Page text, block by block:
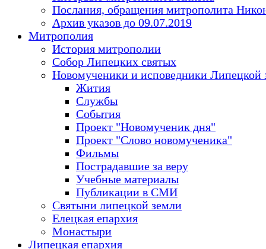
Послания, обращения митрополита
Архив указов до 09.07.2019
Митрополия
История митрополии
Собор Липецких святых
Новомученики и исповедники Липецкой
Жития
Службы
События
Проект "Новомученик дня"
Проект "Слово новомученика"
Фильмы
Пострадавшие за веру
Учебные материалы
Публикации в СМИ
Святыни липецкой земли
Елецкая епархия
Монастыри
Липецкая епархия